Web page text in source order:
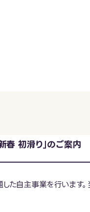
春 初滑り」のご案内
した自主事業を行いま